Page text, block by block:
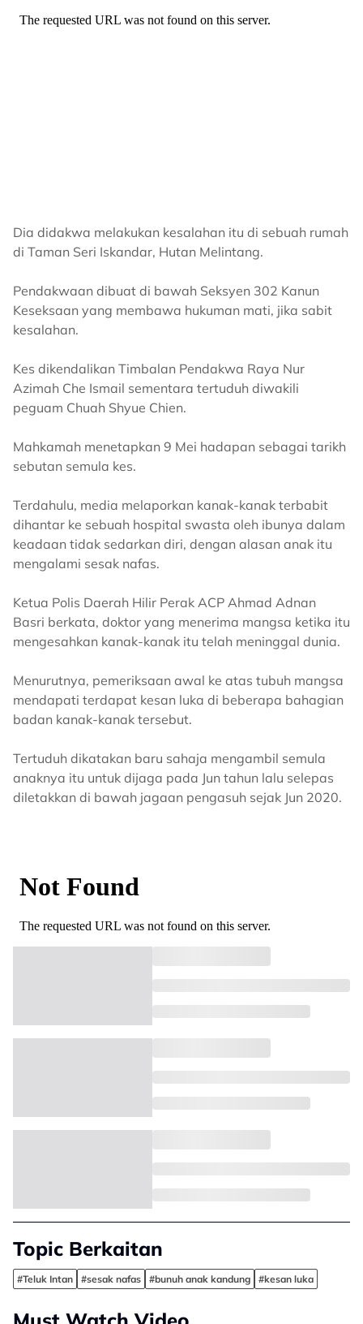
Dia didakwa melakukan kesalahan itu di sebuah rumah
di Taman Seri Iskandar, Hutan Melintang.
Pendakwaan dibuat di bawah Seksyen 302 Kanun
Keseksaan yang membawa hukuman mati, jika sabit
kesalahan.
Kes dikendalikan Timbalan Pendakwa Raya Nur
Azimah Che Ismail sementara tertuduh diwakili
peguam Chuah Shyue Chien.
Mahkamah menetapkan 9 Mei hadapan sebagai tarikh
sebutan semula kes.
Terdahulu, media melaporkan kanak-kanak terbabit
dihantar ke sebuah hospital swasta oleh ibunya dalam
keadaan tidak sedarkan diri, dengan alasan anak itu
mengalami sesak nafas.
Ketua Polis Daerah Hilir Perak ACP Ahmad Adnan
Basri berkata, doktor yang menerima mangsa ketika itu
mengesahkan kanak-kanak itu telah meninggal dunia.
Menurutnya, pemeriksaan awal ke atas tubuh mangsa
mendapati terdapat kesan luka di beberapa bahagian
badan kanak-kanak tersebut.
Tertuduh dikatakan baru sahaja mengambil semula
anaknya itu untuk dijaga pada Jun tahun lalu selepas
diletakkan di bawah jagaan pengasuh sejak Jun 2020.
Topic Berkaitan
#Teluk Intan #sesak nafas #bunuh anak kandung #kesan luka